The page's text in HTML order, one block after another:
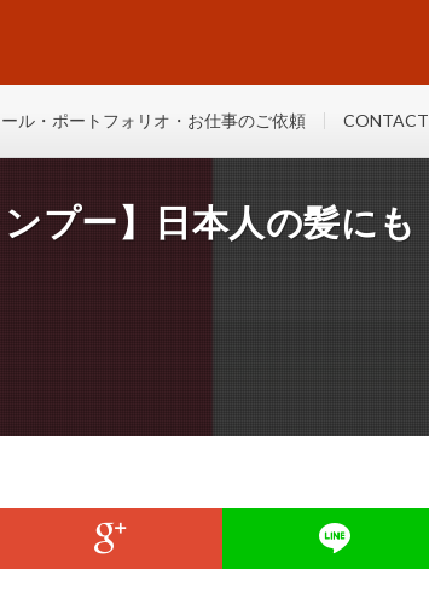
ル・ポートフォリオ・お仕事のご依頼 CONTACT
プー】日本人の髪にも